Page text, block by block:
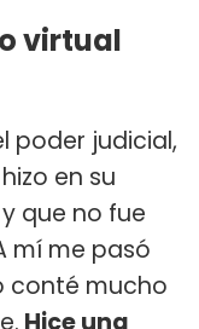
virtual
poder judicial,
en su
que no fue
mí me pasó
conté mucho